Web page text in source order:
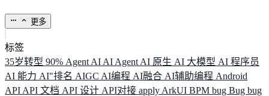
更多
标签
35岁转型 90% Agent AI AI Agent AI 原生 AI 大模型 AI 程序员
AI 能力 AI"排名 AIGC AI编程 AI融合 AI辅助编程 Android
API API 文档 API 设计 API对接 apply ArkUI BPM bug Bug bug